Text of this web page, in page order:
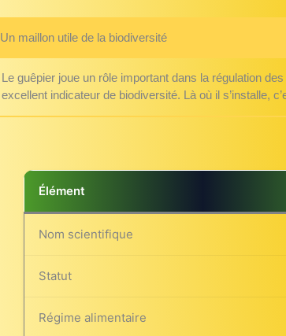
Un maillon utile de la biodiversité
Le guêpier joue un rôle important dans la régulation
excellent indicateur de biodiversité. Là où il s’installe,
Élément
Nom scientifique
Statut
Régime alimentaire